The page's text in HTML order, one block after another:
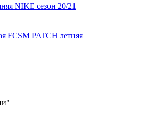
NIKE сезон 20/21
FCSM PATCH летняя